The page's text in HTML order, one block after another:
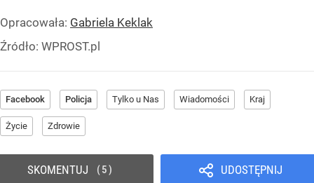
Opracowała: Gabriela Keklak
Źródło: WPROST.pl
Facebook Policja Tylko u Nas Wiadomości Kraj
Życie Zdrowie
UDOSTĘPNIJ
SKOMENTUJ 5